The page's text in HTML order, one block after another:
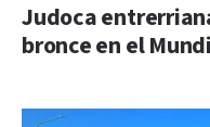
Judoca
bronce en el